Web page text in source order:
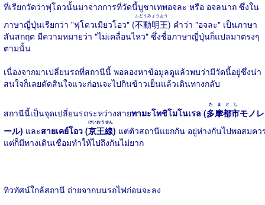
ที่เรียกวัดว่าฟุโดวนั้นมาจากการที่วัดนี้บูชาเทพอจละ หรือ อจลนาถ ซึ่งใน
ภาษาญี่ปุ่นเรียกว่า "ฟุโดวเมียวโอว" (不動明王
ふどうみょうおう
) คำว่า "อจละ" เป็นภาษา
สันสกฤต มีความหมายว่า "ไม่เคลื่อนไหว" ซึ่งชื่อภาษาญี่ปุ่นก็แปลมาตรงๆ
ตามนั้น
เนื่องจากมาเปลี่ยนรถที่สถานีนี้ พอลองหาข้อมูลดูแล้วพบว่ามีวัดนี้อยู่ซึ่งน่า
สนใจก็เลยตัดสินใจแวะก่อนจะไปกินข้าวเย็นแล้วเดินทางกลับ
สถานีนี้เป็นจุดเปลี่ยนรถระหว่างสายทามะโทชิโมโนเรล (多摩都市
たまとし
モノレ
ール) และสายเคย์โอว (京王線
けいおうせん
) แต่ตัวสถานีแยกกัน อยู่ห่างกันไปพอสมคว
แต่ก็มีทางเดินเชื่อมทำให้ไปถึงกันไม่ยาก
ทิวทัศน์ใกล้สถานี ถ่ายจากบนรถไฟก่อนจะลง